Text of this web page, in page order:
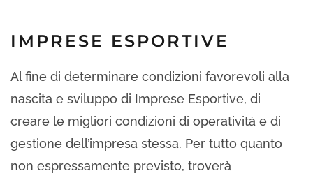
IMPRESE ESPORTIVE
Al fine di determinare condizioni favorevoli alla
nascita e sviluppo di Imprese Esportive, di
creare le migliori condizioni di operatività e di
gestione dell’impresa stessa. Per tutto quanto
non espressamente previsto, troverà